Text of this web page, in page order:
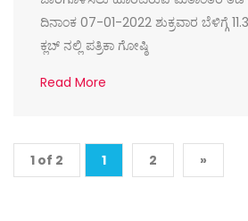
ದಿನಾಂಕ 07-01-2022 ಶುಕ್ರವಾರ ಬೆಳಿಗ್ಗೆ
ಕ್ಲಬ್ ನಲ್ಲಿ ಪತ್ರಿಕಾ ಗೋಷ್ಠಿ
Read More
1 of 2 1 2 »